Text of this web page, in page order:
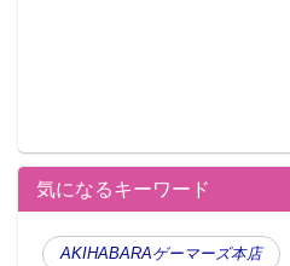
気になるキーワード
AKIHABARAゲーマーズ本店